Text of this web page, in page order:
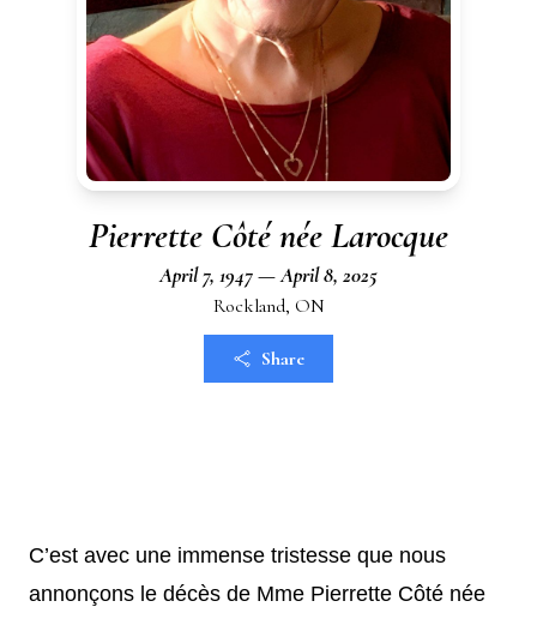
Pierrette Côté née Larocque
April 7, 1947 — April 8, 2025
Rockland, ON
Share
C’est avec une immense tristesse que nous
annonçons le décès de Mme Pierrette Côté née